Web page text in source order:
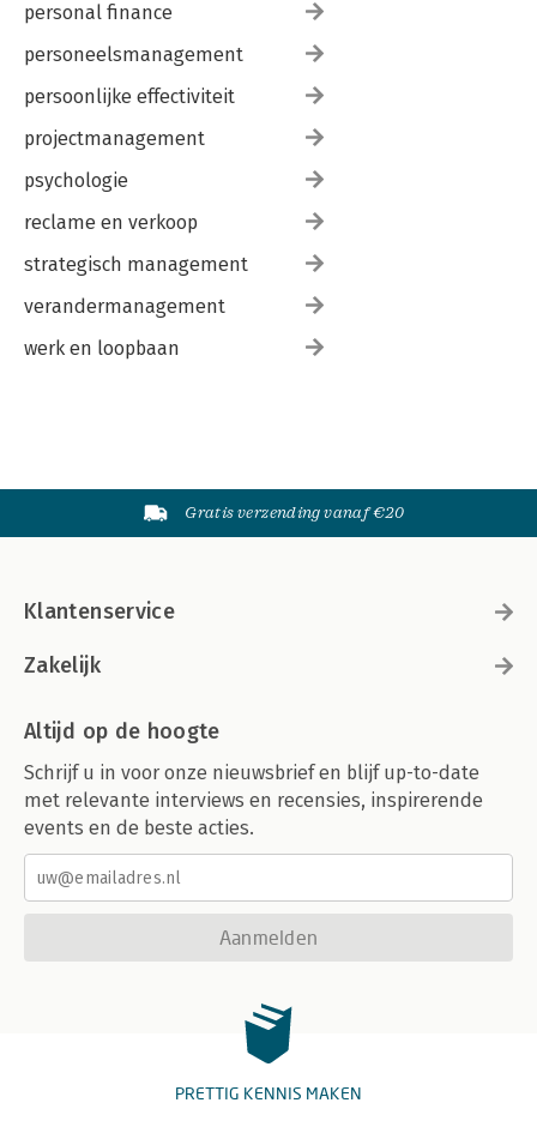
personal finance
personeelsmanagement
persoonlijke effectiviteit
projectmanagement
psychologie
reclame en verkoop
strategisch management
verandermanagement
werk en loopbaan
Gratis verzending vanaf €20
Klantenservice
Zakelijk
Altijd op de hoogte
Schrijf u in voor onze nieuwsbrief en blijf up-to-date
met relevante interviews en recensies, inspirerende
events en de beste acties.
Aanmelden
PRETTIG KENNIS MAKEN